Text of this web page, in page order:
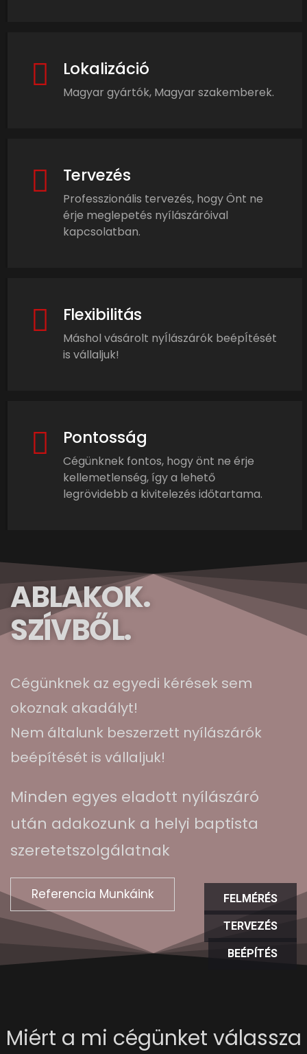
Lokalizáció
Magyar gyártók, Magyar szakemberek.
Tervezés
Professzionális tervezés, hogy Önt ne
érje meglepetés nyílászáróival
kapcsolatban.
Flexibilitás
Máshol vásárolt nyÍlászárók beépÍtését
is vállaljuk!
Pontosság
Cégünknek fontos, hogy önt ne érje
kellemetlenség, így a lehető
legrövidebb a kivitelezés időtartama.
ABLAKOK.
SZÍVBŐL.
Cégünknek az egyedi kérések sem
okoznak akadályt!
Nem általunk beszerzett nyílászárók
beépítését is vállaljuk!
Minden egyes eladott nyílászáró
után adakozunk a helyi baptista
szeretetszolgálatnak
Referencia Munkáink FELMÉRÉS
TERVEZÉS
BEÉPÍTÉS
Miért a mi cégünket válassza